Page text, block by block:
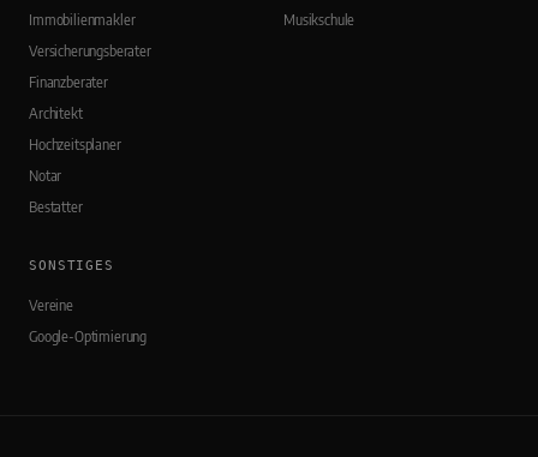
Immobilienmakler
Versicherungsberater
Finanzberater
Architekt
Hochzeitsplaner
Notar
Bestatter
Musikschule
SONSTIGES
Vereine
Google-Optimierung